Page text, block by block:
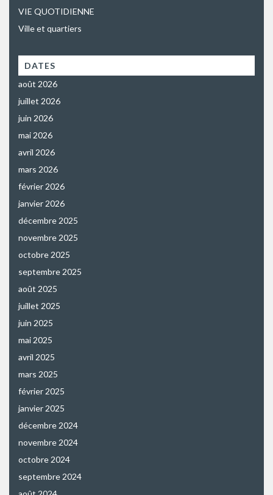
VIE QUOTIDIENNE
Ville et quartiers
DATES
août 2026
juillet 2026
juin 2026
mai 2026
avril 2026
mars 2026
février 2026
janvier 2026
décembre 2025
novembre 2025
octobre 2025
septembre 2025
août 2025
juillet 2025
juin 2025
mai 2025
avril 2025
mars 2025
février 2025
janvier 2025
décembre 2024
novembre 2024
octobre 2024
septembre 2024